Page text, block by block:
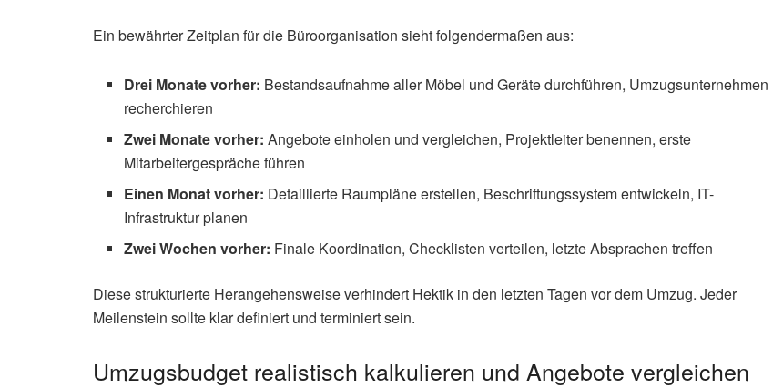
Ein bewährter Zeitplan für die Büroorganisation sieht folgendermaßen aus:
Drei Monate vorher: Bestandsaufnahme aller Möbel und Geräte durchführen, Umzugsunternehmen
recherchieren
Zwei Monate vorher: Angebote einholen und vergleichen, Projektleiter benennen, erste
Mitarbeitergespräche führen
Einen Monat vorher: Detaillierte Raumpläne erstellen, Beschriftungssystem entwickeln, IT-
Infrastruktur planen
Zwei Wochen vorher: Finale Koordination, Checklisten verteilen, letzte Absprachen treffen
Diese strukturierte Herangehensweise verhindert Hektik in den letzten Tagen vor dem Umzug. Jeder
Meilenstein sollte klar definiert und terminiert sein.
Umzugsbudget realistisch kalkulieren und Angebote vergleichen